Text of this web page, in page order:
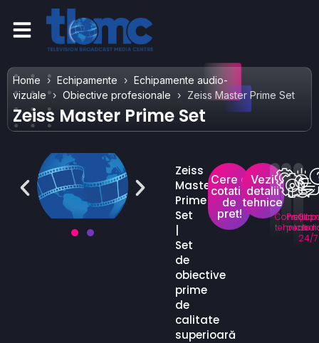
Home Echipamente
Echipamente audio-
vizuale
Obiective profesionale Zeiss Master Prime Set
Zeiss Master Prime Set
Zeiss
Master
Prime
Set
Set
de
obiective
prime
de
calitate
superioară
Cere o
cotatie
de
pret!
Vezi
detalii
tehnice
tehnică
Prețuri
24/7